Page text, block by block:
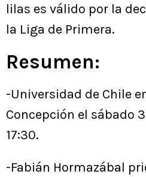
lilas es válido por la
la Liga de Primera.
Resumen:
-Universidad de Chile
Concepción el sábado
17:30.
-Fabián Hormazábal